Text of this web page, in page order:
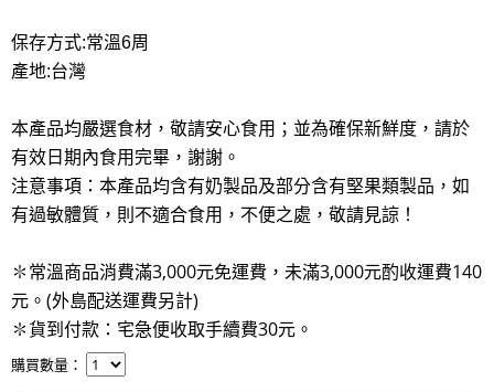
保存方式:常溫6周
產地:台灣
本產品均嚴選食材，敬請安心食用；並為確保新鮮度，請於
有效日期內食用完畢，謝謝。
注意事項：本產品均含有奶製品及部分含有堅果類製品，如
有過敏體質，則不適合食用，不便之處，敬請見諒！
✽常溫商品消費滿3,000元免運費，未滿3,000元酌收運費140
元。(外島配送運費另計)
✽貨到付款：宅急便收取手續費30元 。
購買數量：